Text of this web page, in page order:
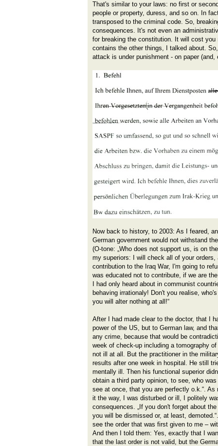
That's similar to your laws: no first or
people or property, duress, and so on. In
transposed to the criminal code. So,
consequences. It's not even an
for breaking the constitution. It will cost
contains the other things, I talked about.
attack is under punishment - on paper
Now back to history, to 2003: As I feared,
German government would not withstand
(O-tone: „Who does not support us, is on
my superiors: I will check all of your
contribution to the Iraq War, I'm going to
was educated not to contribute, if we are
I had only heard about in communist
behaving irrationaly! Don't you realise,
you will alter nothing at all!“
After I had made clear to the doctor, that I
power of the US, but to German law, and
any crime, because that would be
week of check-up including a tomography
not ill at all. But the practitioner in the
results after one week in hospital. He still
mentally ill. Then his functional superior
obtain a third party opinion, to see, who
see at once, that you are perfectly o.k.“.
it the way, I was disturbed or ill, I politely
consequences. „If you don't forget about
you will be dismissed or, at least,
see the order that was first given to me –
And then I told them: Yes, exactly that I
that the last order is not valid, but the